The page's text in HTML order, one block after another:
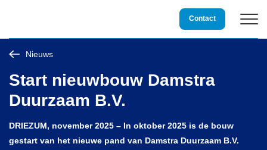
Duurzame techniek
Installatietechniek
Service & Onderhoud
Contact
Nieuws
Start nieuwbouw Damstra
Duurzaam B.V.
DRIEZUM, november 2025 – In oktober 2025 is de bouw
gestart van het nieuwe pand van Damstra Duurzaam B.V.